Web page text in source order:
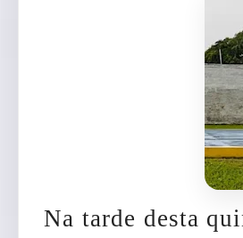
p
p
Na tarde desta